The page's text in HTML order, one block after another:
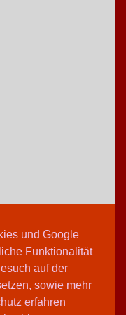
und Google
Funktionalität
auf der
sowie mehr
erfahren